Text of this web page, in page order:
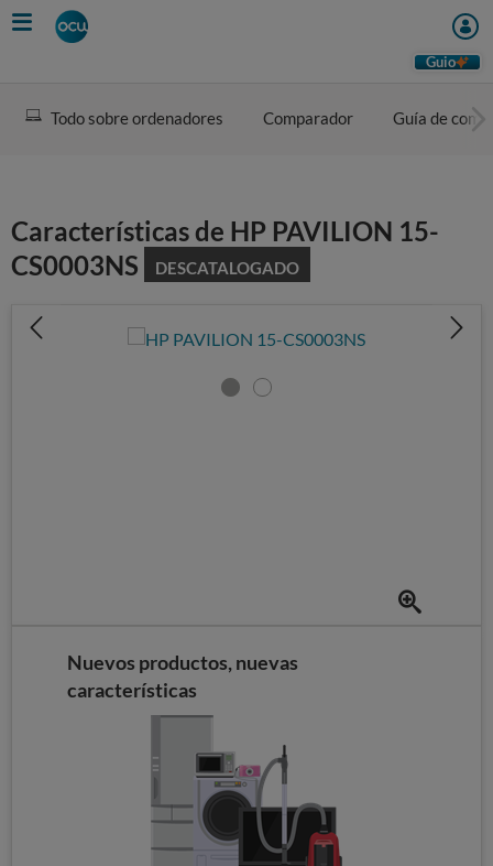
Skip
to
Guio
Todo sobre ordenadores Comparador Guía de
Características de HP PAVILION 15-
CS0003NS
DESCATALOGADO
Nuevos productos, nuevas
características